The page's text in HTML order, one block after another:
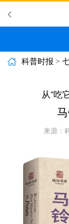
科普时报 >
从“吃
来源：